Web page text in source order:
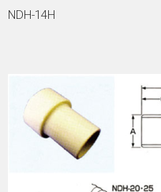
NDH-14H